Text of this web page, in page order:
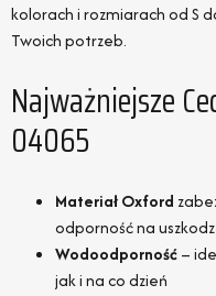
kolorach i rozmiarach od S
Twoich potrzeb.
Najważniejsze
04065
Materiał Oxford
odporność na
Wodoodporność–
jak i na co dzień